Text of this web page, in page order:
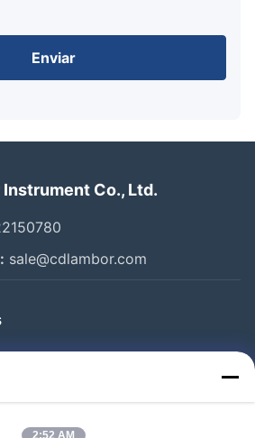
Enviar
Co., Ltd.
sale@cdlambor.com
2:52 AM